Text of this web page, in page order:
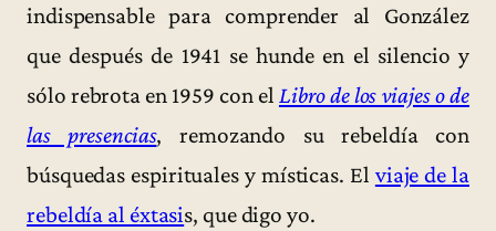
indispensable para comprender al González
que después de 1941 se hunde en el silencio y
sólo rebrota en 1959 con el Libro de los viajes o de
las presencias, remozando su rebeldía con
búsquedas espirituales y místicas. El viaje de la
rebeldía al éxtasis, que digo yo.